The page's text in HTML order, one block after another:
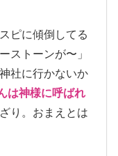
ピに傾倒してる
ストーンが〜」
社に行かないか
は神様に呼ばれ
り。おまえとは